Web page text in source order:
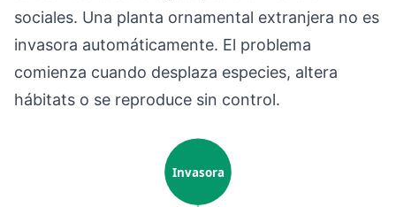
sociales. Una planta ornamental extranjera no es
invasora automáticamente. El problema
comienza cuando desplaza especies, altera
hábitats o se reproduce sin control.
Invasora